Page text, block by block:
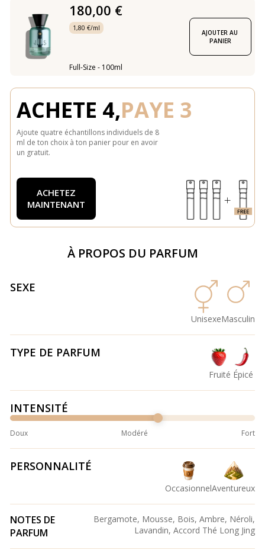
180,00 €
1,80 €/ml
Full-Size - 100ml
AJOUTER AU
PANIER
ACHETE 4,PAYE 3
Ajoute quatre échantillons individuels de 8
ml de ton choix à ton panier pour en avoir
un gratuit.
ACHETEZ
MAINTENANT
À PROPOS DU PARFUM
SEXE
UnisexeMasculin
TYPE DE PARFUM
Fruité Épicé
INTENSITÉ
Doux Modéré Fort
PERSONNALITÉ
OccasionnelAventureux
NOTES DE
PARFUM
Bergamote, Mousse, Bois, Ambre, Néroli,
Lavandin, Accord Thé Long Jing